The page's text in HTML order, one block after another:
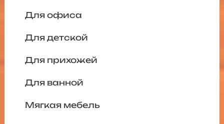
Для офиса
Для детской
Для прихожей
Для ванной
Мягкая мебель